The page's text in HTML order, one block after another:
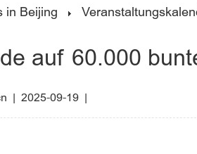
in Beijing
auf 60.000
| 2025-09-19 |